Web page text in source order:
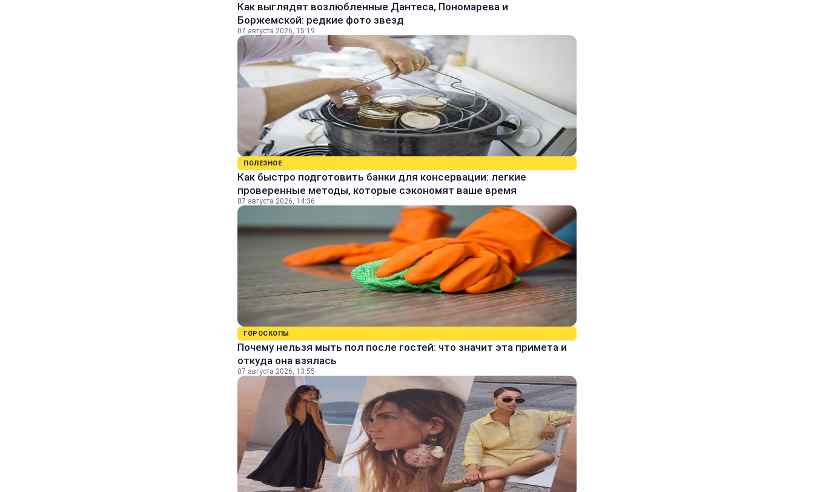
Как выглядят возлюбленные Дантеса, Пономарева и
Боржемской: редкие фото звезд
07 августа 2026, 15:19
ПОЛЕЗНОЕ
Как быстро подготовить банки для консервации: легкие
проверенные методы, которые сэкономят ваше время
07 августа 2026, 14:36
ГОРОСКОПЫ
Почему нельзя мыть пол после гостей: что значит эта примета и
откуда она взялась
07 августа 2026, 13:55